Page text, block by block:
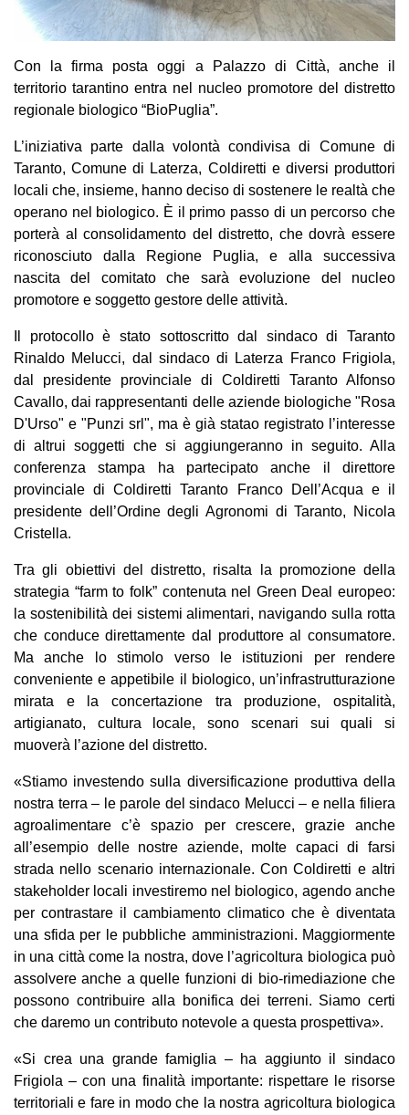
Con la firma posta oggi a Palazzo di Città, anche il
territorio tarantino entra nel nucleo promotore del distretto
regionale biologico “BioPuglia”.
L’iniziativa parte dalla volontà condivisa di Comune di
Taranto, Comune di Laterza, Coldiretti e diversi produttori
locali che, insieme, hanno deciso di sostenere le realtà che
operano nel biologico. È il primo passo di un percorso che
porterà al consolidamento del distretto, che dovrà essere
riconosciuto dalla Regione Puglia, e alla successiva
nascita del comitato che sarà evoluzione del nucleo
promotore e soggetto gestore delle attività.
Il protocollo è stato sottoscritto dal sindaco di Taranto
Rinaldo Melucci, dal sindaco di Laterza Franco Frigiola,
dal presidente provinciale di Coldiretti Taranto Alfonso
Cavallo, dai rappresentanti delle aziende biologiche "Rosa
D'Urso" e "Punzi srl", ma è già statao registrato l’interesse
di altrui soggetti che si aggiungeranno in seguito. Alla
conferenza stampa ha partecipato anche il direttore
provinciale di Coldiretti Taranto Franco Dell’Acqua e il
presidente dell’Ordine degli Agronomi di Taranto, Nicola
Cristella.
Tra gli obiettivi del distretto, risalta la promozione della
strategia “farm to folk” contenuta nel Green Deal europeo:
la sostenibilità dei sistemi alimentari, navigando sulla rotta
che conduce direttamente dal produttore al consumatore.
Ma anche lo stimolo verso le istituzioni per rendere
conveniente e appetibile il biologico, un’infrastrutturazione
mirata e la concertazione tra produzione, ospitalità,
artigianato, cultura locale, sono scenari sui quali si
muoverà l’azione del distretto.
«Stiamo investendo sulla diversificazione produttiva della
nostra terra – le parole del sindaco Melucci – e nella filiera
agroalimentare c’è spazio per crescere, grazie anche
all’esempio delle nostre aziende, molte capaci di farsi
strada nello scenario internazionale. Con Coldiretti e altri
stakeholder locali investiremo nel biologico, agendo anche
per contrastare il cambiamento climatico che è diventata
una sfida per le pubbliche amministrazioni. Maggiormente
in una città come la nostra, dove l’agricoltura biologica può
assolvere anche a quelle funzioni di bio-rimediazione che
possono contribuire alla bonifica dei terreni. Siamo certi
che daremo un contributo notevole a questa prospettiva».
«Si crea una grande famiglia – ha aggiunto il sindaco
Frigiola – con una finalità importante: rispettare le risorse
territoriali e fare in modo che la nostra agricoltura biologica